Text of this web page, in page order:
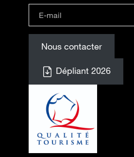
Nous contacter
Dépliant 2026